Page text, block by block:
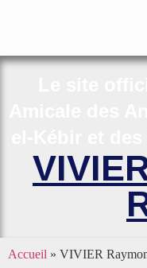
Accueil » VIVIER